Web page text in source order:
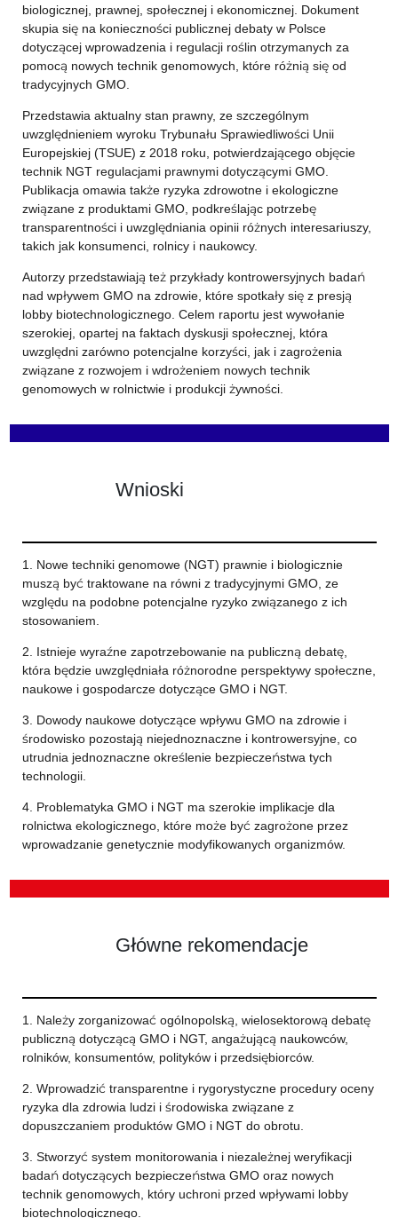
biologicznej, prawnej, społecznej i ekonomicznej. Dokument
skupia się na konieczności publicznej debaty w Polsce
dotyczącej wprowadzenia i regulacji roślin otrzymanych za
pomocą nowych technik genomowych, które różnią się od
tradycyjnych GMO.
Przedstawia aktualny stan prawny, ze szczególnym
uwzględnieniem wyroku Trybunału Sprawiedliwości Unii
Europejskiej (TSUE) z 2018 roku, potwierdzającego objęcie
technik NGT regulacjami prawnymi dotyczącymi GMO.
Publikacja omawia także ryzyka zdrowotne i ekologiczne
związane z produktami GMO, podkreślając potrzebę
transparentności i uwzględniania opinii różnych interesariuszy,
takich jak konsumenci, rolnicy i naukowcy.
Autorzy przedstawiają też przykłady kontrowersyjnych badań
nad wpływem GMO na zdrowie, które spotkały się z presją
lobby biotechnologicznego. Celem raportu jest wywołanie
szerokiej, opartej na faktach dyskusji społecznej, która
uwzględni zarówno potencjalne korzyści, jak i zagrożenia
związane z rozwojem i wdrożeniem nowych technik
genomowych w rolnictwie i produkcji żywności.
Wnioski
1. Nowe techniki genomowe (NGT) prawnie i biologicznie
muszą być traktowane na równi z tradycyjnymi GMO, ze
względu na podobne potencjalne ryzyko związanego z ich
stosowaniem.
2. Istnieje wyraźne zapotrzebowanie na publiczną debatę,
która będzie uwzględniała różnorodne perspektywy społeczne,
naukowe i gospodarcze dotyczące GMO i NGT.
3. Dowody naukowe dotyczące wpływu GMO na zdrowie i
środowisko pozostają niejednoznaczne i kontrowersyjne, co
utrudnia jednoznaczne określenie bezpieczeństwa tych
technologii.
4. Problematyka GMO i NGT ma szerokie implikacje dla
rolnictwa ekologicznego, które może być zagrożone przez
wprowadzanie genetycznie modyfikowanych organizmów.
Główne rekomendacje
1. Należy zorganizować ogólnopolską, wielosektorową debatę
publiczną dotyczącą GMO i NGT, angażującą naukowców,
rolników, konsumentów, polityków i przedsiębiorców.
2. Wprowadzić transparentne i rygorystyczne procedury oceny
ryzyka dla zdrowia ludzi i środowiska związane z
dopuszczaniem produktów GMO i NGT do obrotu.
3. Stworzyć system monitorowania i niezależnej weryfikacji
badań dotyczących bezpieczeństwa GMO oraz nowych
technik genomowych, który uchroni przed wpływami lobby
biotechnologicznego.